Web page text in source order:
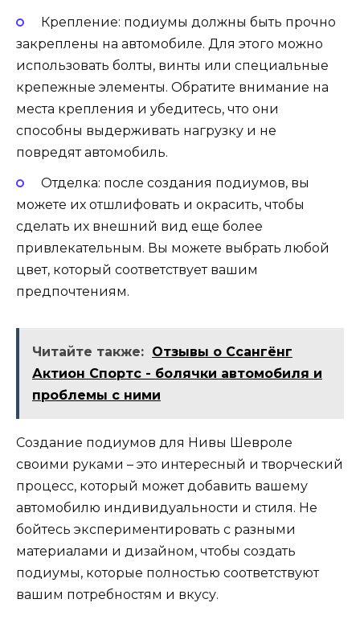
Крепление: подиумы должны быть прочно
закреплены на автомобиле. Для этого можно
использовать болты, винты или специальные
крепежные элементы. Обратите внимание на
места крепления и убедитесь, что они
способны выдерживать нагрузку и не
повредят автомобиль.
Отделка: после создания подиумов, вы
можете их отшлифовать и окрасить, чтобы
сделать их внешний вид еще более
привлекательным. Вы можете выбрать любой
цвет, который соответствует вашим
предпочтениям.
Читайте также: Отзывы о Ссангёнг
Актион Спортс - болячки автомобиля и
проблемы с ними
Создание подиумов для Нивы Шевроле
своими руками – это интересный и творческий
процесс, который может добавить вашему
автомобилю индивидуальности и стиля. Не
бойтесь экспериментировать с разными
материалами и дизайном, чтобы создать
подиумы, которые полностью соответствуют
вашим потребностям и вкусу.